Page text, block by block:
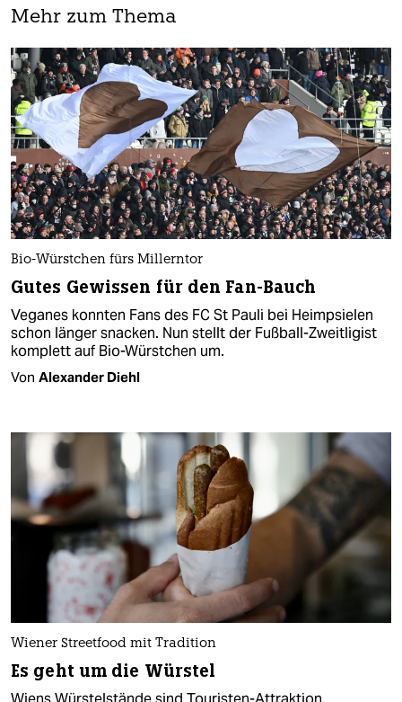
Mehr zum Thema
Bio-Würstchen fürs Millerntor
Gutes Gewissen für den Fan-Bauch
Veganes konnten Fans des FC St Pauli bei Heimpsielen
schon länger snacken. Nun stellt der Fußball-Zweitligist
komplett auf Bio-Würstchen um.
Von Alexander Diehl
Wiener Streetfood mit Tradition
Es geht um die Würstel